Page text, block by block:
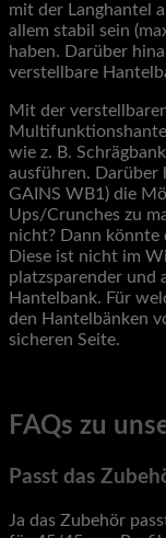
mit der Langhantel
allem stabil sein
haben. Darüber
verstellbare
Mit der
wie z. B.
ausführen. Darüber
GAINS WB1) die
Ups/Crunches zu
nicht? Dann könnte
Diese ist nicht im
platzsparender und
Hantelbank. Für
den Hantelbänken
sicheren Seite.
FAQs zu
Passt das
Ja das Zubehör